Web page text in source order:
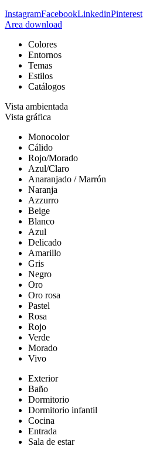
InstagramFacebookLinkedinPinterest
Area download
Colores
Entornos
Temas
Estilos
Catálogos
Vista ambientada
Vista gráfica
Monocolor
Cálido
Rojo/Morado
Azul/Claro
Anaranjado / Marrón
Naranja
Azzurro
Beige
Blanco
Azul
Delicado
Amarillo
Gris
Negro
Oro
Oro rosa
Pastel
Rosa
Rojo
Verde
Morado
Vivo
Exterior
Baño
Dormitorio
Dormitorio infantil
Cocina
Entrada
Sala de estar